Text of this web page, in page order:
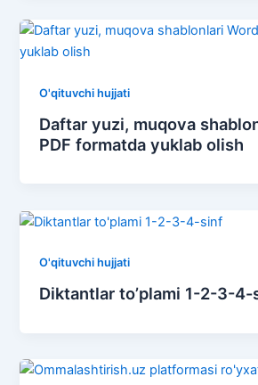
O'qituvchi hujjati
Daftar yuzi, muqova
PDF formatda yuklab olish
O'qituvchi hujjati
Diktantlar to’plami 1-2-3-